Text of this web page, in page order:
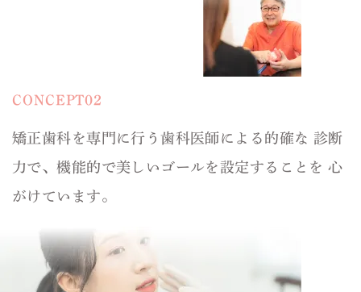
CONCEPT02
矯正歯科を専門に行う歯科医師による的確な 診断
力で、機能的で美しいゴールを設定することを 心
がけています。